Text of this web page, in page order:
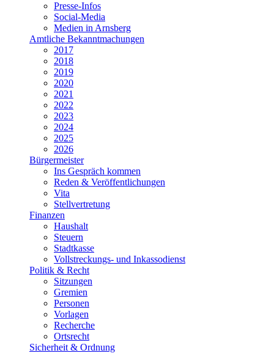
Presse-Infos
Social-Media
Medien in Arnsberg
Amtliche Bekanntmachungen
2017
2018
2019
2020
2021
2022
2023
2024
2025
2026
Bürgermeister
Ins Gespräch kommen
Reden & Veröffentlichungen
Vita
Stellvertretung
Finanzen
Haushalt
Steuern
Stadtkasse
Vollstreckungs- und Inkassodienst
Politik & Recht
Sitzungen
Gremien
Personen
Vorlagen
Recherche
Ortsrecht
Sicherheit & Ordnung